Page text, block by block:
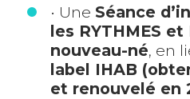
• Une Séance
les RYTHMES
nouveau-né, en
label IHAB
et renouvelé en